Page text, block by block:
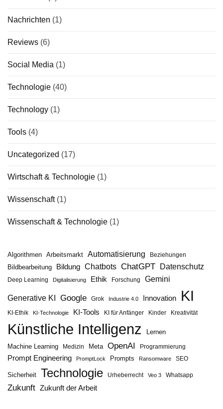
Nachrichten (1)
Reviews (6)
Social Media (1)
Technologie (40)
Technology (1)
Tools (4)
Uncategorized (17)
Wirtschaft & Technologie (1)
Wissenschaft(1)
Wissenschaft & Technologie (1)
Algorithmen Arbeitsmarkt Automatisierung Beziehungen
Bildbearbeitung Bildung Chatbots ChatGPT Datenschutz
Deep Learning Digitalisierung Ethik Forschung Gemini
Generative KI Google Grok Industrie 4.0 Innovation KI
KI-Ethik KI-Technologie KI-Tools KI für Anfänger Kinder Kreativität
Künstliche Intelligenz
Lernen
Machine Learning
Medizin Meta OpenAI Programmierung
Prompt Engineering PromptLock Prompts Ransomware SEO
Sicherheit Technologie Urheberrecht Veo 3 Whatsapp
Zukunft Zukunft der Arbeit